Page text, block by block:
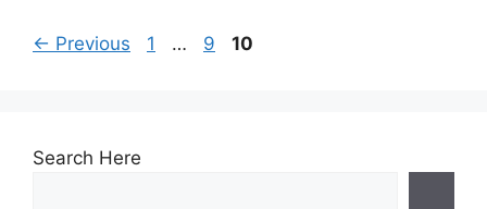
← Previous Page
1 … Page
9 Page
10
Search Here